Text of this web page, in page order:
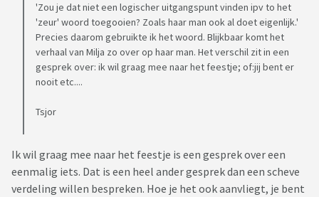
'Zou je dat niet een logischer uitgangspunt vinden ipv to het
'zeur' woord toegooien? Zoals haar man ook al doet eigenlijk.'
Precies daarom gebruikte ik het woord. Blijkbaar komt het
verhaal van Milja zo over op haar man. Het verschil zit in een
gesprek over: ik wil graag mee naar het feestje; of:jij bent er
nooit etc....
Tsjor
Ik wil graag mee naar het feestje is een gesprek over een
eenmalig iets. Dat is een heel ander gesprek dan een scheve
verdeling willen bespreken. Hoe je het ook aanvliegt, je bent